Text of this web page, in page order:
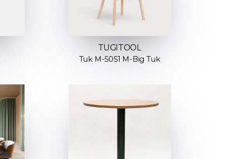
TUGITOOL
Tuk M-5051 M-Big Tuk